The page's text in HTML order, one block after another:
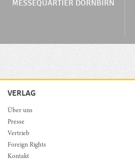
MESSEQUARTIER DORNBIRN
VERLAG
Über uns
Presse
Vertrieb
Foreign Rights
Kontakt